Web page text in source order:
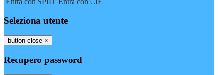
Entra con SPID Entra con CIE
Seleziona utente
button close ×
Recupero password